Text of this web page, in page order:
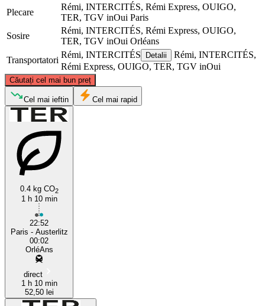
Plecare
Rémi, INTERCITÉS, Rémi Express, OUIGO,
TER, TGV inOui Paris
Sosire
Rémi, INTERCITÉS, Rémi Express, OUIGO,
TER, TGV inOui Orléans
Transportatori
Rémi, INTERCITÉS Detalii
Rémi, INTERCITÉS,
Rémi Express, OUIGO, TER, TGV inOui
Căutați cel mai bun preț
© CARTO, ©OpenStreetMapcontributors
Cel mai ieftin Cel mai rapid
0.4 kg CO2
1 h 10 min
22:52
Paris - Austerlitz
00:02
OrléAns
direct
1 h 10 min
52,50 lei